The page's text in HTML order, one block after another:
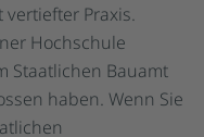
Praxis.
Hochschule
Staatlichen Bauamt
haben. Wenn Sie